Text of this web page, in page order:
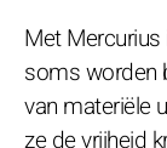
Met
soms worden
van materiële
ze de vrijheid